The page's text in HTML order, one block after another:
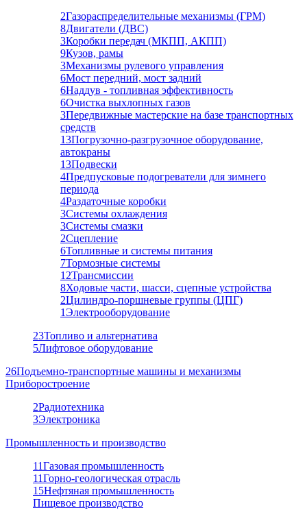
2Газораспределительные механизмы (ГРМ)
8Двигатели (ДВС)
3Коробки передач (МКПП, АКПП)
9Кузов, рамы
3Механизмы рулевого управления
6Мост передний, мост задний
6Наддув - топливная эффективность
6Очистка выхлопных газов
3Передвижные мастерские на базе транспортных
средств
13Погрузочно-разгрузочное оборудование,
автокраны
13Подвески
4Предпусковые подогреватели для зимнего
периода
4Раздаточные коробки
3Системы охлаждения
3Системы смазки
2Сцепление
6Топливные и системы питания
7Тормозные системы
12Трансмиссии
8Ходовые части, шасси, сцепные устройства
2Цилиндро-поршневые группы (ЦПГ)
1Электрооборудование
23Топливо и альтернатива
5Лифтовое оборудование
26Подъемно-транспортные машины и механизмы
Приборостроение
2Радиотехника
3Электроника
Промышленность и производство
11Газовая промышленность
11Горно-геологическая отрасль
15Нефтяная промышленность
Пищевое производство